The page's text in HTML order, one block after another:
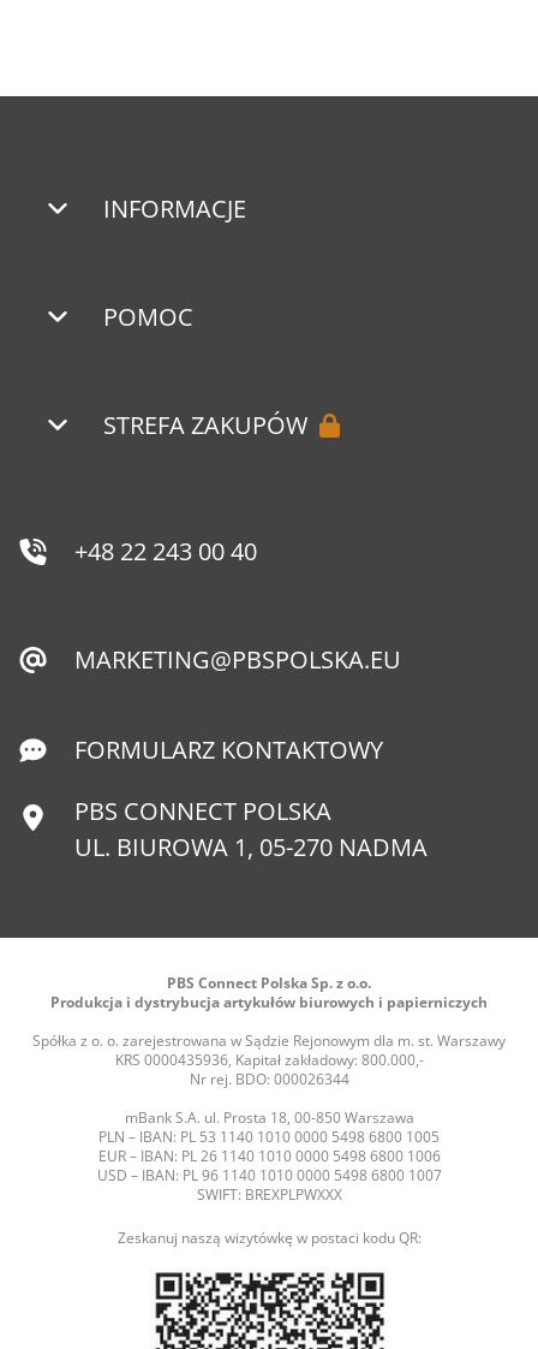
INFORMACJE
POMOC
STREFA ZAKUPÓW
+48 22 243 00 40
MARKETING@PBSPOLSKA.EU
FORMULARZ KONTAKTOWY
PBS CONNECT POLSKA
UL. BIUROWA 1, 05-270 NADMA
PBS Connect Polska Sp. z o.o.
Produkcja i dystrybucja artykułów biurowych i papierniczych
Spółka z o. o. zarejestrowana w Sądzie Rejonowym dla m. st. Warszawy
KRS 0000435936, Kapitał zakładowy: 800.000,-
Nr rej. BDO: 000026344
mBank S.A. ul. Prosta 18, 00-850 Warszawa
PLN – IBAN: PL 53 1140 1010 0000 5498 6800 1005
EUR – IBAN: PL 26 1140 1010 0000 5498 6800 1006
USD – IBAN: PL 96 1140 1010 0000 5498 6800 1007
SWIFT: BREXPLPWXXX
Zeskanuj naszą wizytówkę w postaci kodu QR: